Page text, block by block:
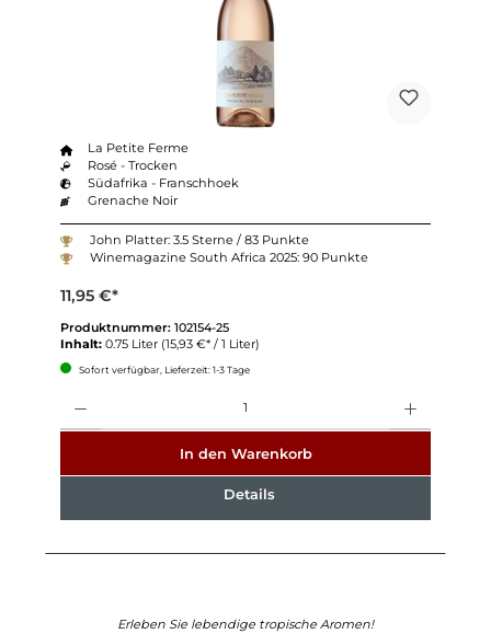
La Petite Ferme
Rosé - Trocken
Südafrika - Franschhoek
Grenache Noir
John Platter: 3.5 Sterne / 83 Punkte
Winemagazine South Africa 2025: 90 Punkte
11,95 €*
Produktnummer: 102154-25
Inhalt: 0.75 Liter (15,93 €* / 1 Liter)
Sofort verfügbar, Lieferzeit: 1-3 Tage
In den Warenkorb
Details
Erleben Sie lebendige tropische Aromen!